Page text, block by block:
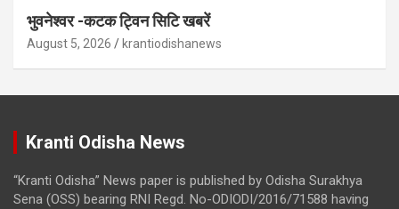
भुवनेश्वर -कटक ट्विन सिटि खबरें
August 5, 2026 krantiodishanews
Kranti Odisha News
“Kranti Odisha” News paper is published by Odisha Surakhya
Sena (OSS) bearing RNI Regd. No-ODIODI/2016/71588 having